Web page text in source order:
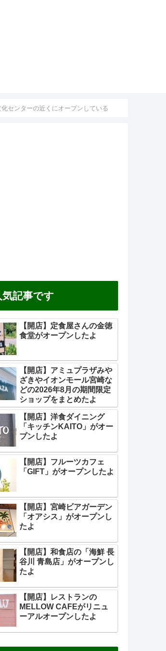
センターの近くにオープンしている
記事です
【開店】定食屋さんの金徳
食堂がオープンしたよ
【開店】アミュプラザみや
ざきやイオンモール宮崎な
どの2026年8月の期間限定
ショップをまとめたよ
【開店】洋食ダイニング
「キッチンKAITO」がオー
プンしたよ
【開店】フルーツカフェ
「GIFT」がオープンしたよ
【開店】宮崎ビアガーデン
「オアシス」がオープンし
たよ
【開店】和食店の「海鮮 長
谷川 青島店」がオープンし
たよ
【開店】レストランの
MELLOW CAFEがリニュ
ーアルオープンしたよ